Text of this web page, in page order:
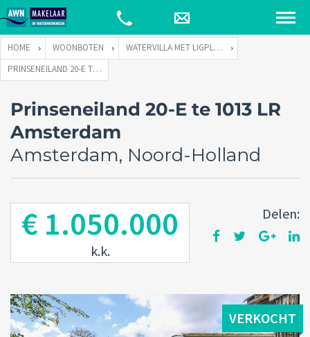
HOME WOONBOTEN
WATERVILLA MET LIGPLAATS
PRINSENEILAND 20-E TE 1013 LR AMSTERDAM
Prinseneiland 20-E te 1013 LR
Amsterdam
Amsterdam, Noord-Holland
€ 1.050.000
k.k.
Delen:
VERKOCHT